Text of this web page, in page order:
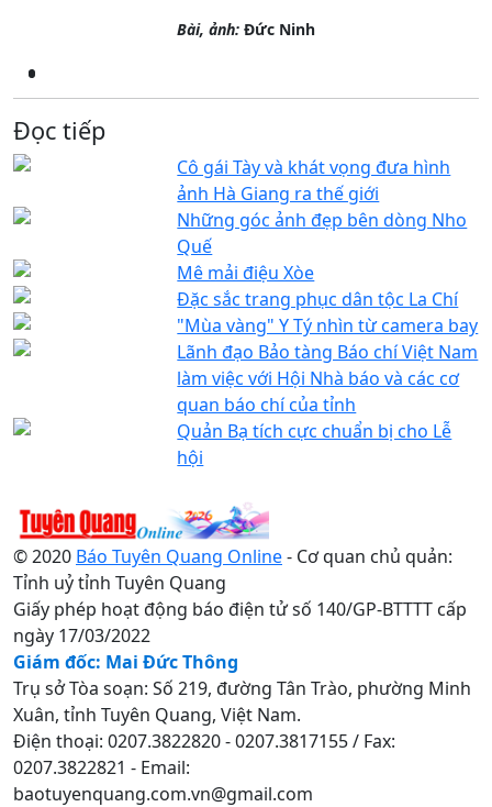
Bài, ảnh: Đức Ninh
Đọc tiếp
Cô gái Tày và khát vọng đưa hình
ảnh Hà Giang ra thế giới
Những góc ảnh đẹp bên dòng Nho
Quế
Mê mải điệu Xòe
Đặc sắc trang phục dân tộc La Chí
"Mùa vàng" Y Tý nhìn từ camera bay
Lãnh đạo Bảo tàng Báo chí Việt Nam
làm việc với Hội Nhà báo và các cơ
quan báo chí của tỉnh
Quản Bạ tích cực chuẩn bị cho Lễ
hội
© 2020 Báo Tuyên Quang Online- Cơ quan chủ quản:
Tỉnh uỷ tỉnh Tuyên Quang
Giấy phép hoạt động báo điện tử số 140/GP-BTTTT cấp
ngày 17/03/2022
Giám đốc: Mai Đức Thông
Trụ sở Tòa soạn: Số 219, đường Tân Trào, phường Minh
Xuân, tỉnh Tuyên Quang, Việt Nam.
Điện thoại: 0207.3822820 - 0207.3817155 / Fax:
0207.3822821 - Email:
baotuyenquang.com.vn@gmail.com